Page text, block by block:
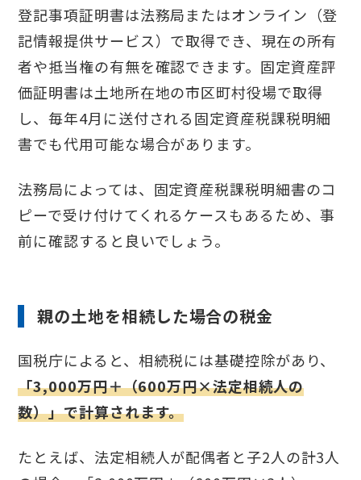
登記事項証明書は法務局またはオンライン（登
記情報提供サービス）で取得でき、現在の所有
者や抵当権の有無を確認できます。固定資産評
価証明書は土地所在地の市区町村役場で取得
し、毎年4月に送付される固定資産税課税明細
書でも代用可能な場合があります。
法務局によっては、固定資産税課税明細書のコ
ピーで受け付けてくれるケースもあるため、事
前に確認すると良いでしょう。
親の土地を相続した場合の税金
国税庁によると、相続税には基礎控除があり、
「3,000万円＋（600万円×法定相続人の
数）」で計算されます。
たとえば、法定相続人が配偶者と子2人の計3人